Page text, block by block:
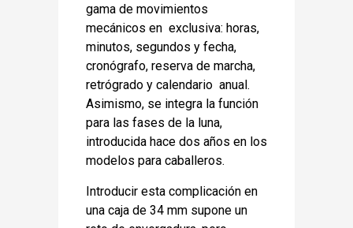
gama de movimientos
mecánicos en exclusiva: horas,
minutos, segundos y fecha,
cronógrafo, reserva de marcha,
retrógrado y calendario anual.
Asimismo, se integra la función
para las fases de la luna,
introducida hace dos años en los
modelos para caballeros.
Introducir esta complicación en
una caja de 34 mm supone un